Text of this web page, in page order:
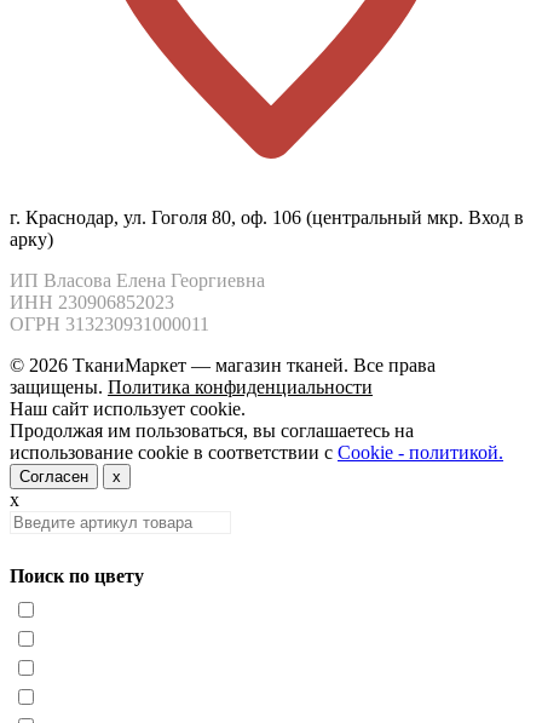
г. Краснодар, ул. Гоголя 80, оф. 106 (центральный мкр. Вход в
арку)
ИП Власова Елена Георгиевна
ИНН 230906852023
ОГРН 313230931000011
© 2026 ТканиМаркет — магазин тканей. Все права
защищены. Политика конфиденциальности
Наш сайт использует cookie.
Продолжая им пользоваться, вы соглашаетесь на
использование cookie в соответствии с Cookie - политикой.
Согласен x
x
Поиск по цвету